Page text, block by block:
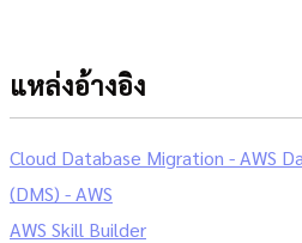
แหล่งอ้างอิง
Cloud Database Migration - AWS
(DMS) - AWS
AWS Skill Builder